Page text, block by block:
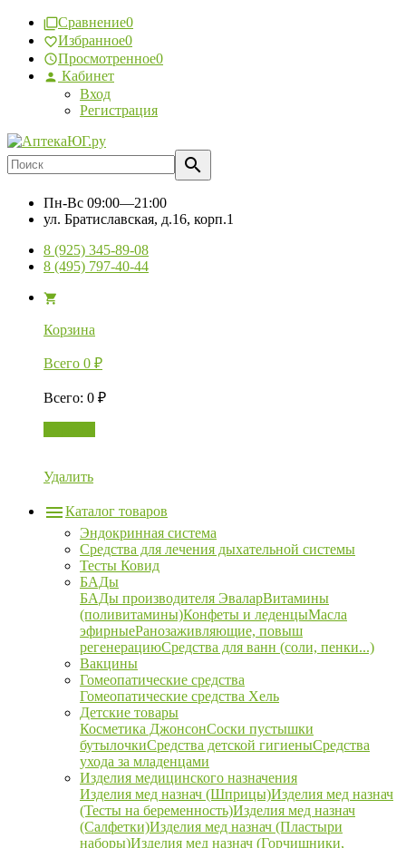
Сравнение0
Избранное0
Просмотренное0
Кабинет
Вход
Регистрация
Пн-Вс 09:00—21:00
ул. Братиславская, д.16, корп.1
8 (925) 345-89-08
8 (495) 797-40-44
Корзина
Всего 0 ₽
Всего: 0 ₽
Удалить
Каталог товаров
Эндокринная система
Средства для лечения дыхательной системы
Тесты Ковид
БАДы
БАДы производителя ЭваларВитамины
(поливитамины)Конфеты и леденцыМасла
эфирныеРанозаживляющие, повыш
регенерациюСредства для ванн (соли, пенки...)
Вакцины
Гомеопатические средства
Гомеопатические средства Хель
Детские товары
Косметика ДжонсонСоски пустышки
бутылочкиСредства детской гигиеныСредства
ухода за младенцами
Изделия медицинского назначения
Изделия мед назнач (Шприцы)Изделия мед назнач
(Тесты на беременность)Изделия мед назнач
(Салфетки)Изделия мед назнач (Пластыри
наборы)Изделия мед назнач (Горчишники,